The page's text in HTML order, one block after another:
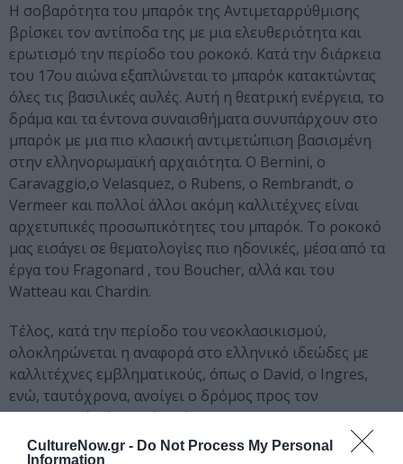
CultureNow.gr - Do Not Process My Personal
Information
Η σοβαρότητα του μπαρόκ της Αντιμεταρρύθμισης
βρίσκει τον αντίποδα της με μια ελευθεριότητα και
ερωτισμό την περίοδο του ροκοκό. Κατά την διάρκεια
του 17ου αιώνα εξαπλώνεται το μπαρόκ κατακτώντας
όλες τις βασιλικές αυλές. Αυτή η θεατρική ενέργεια, το
δράμα και τα έντονα συναισθήματα συνυπάρχουν στο
μπαρόκ με μια πιο κλασική αντιμετώπιση βασισμένη
στην ελληνορωμαϊκή αρχαιότητα. O Bernini, o
Caravaggio,ο Velasquez, ο Rubens, ο Rembrandt, ο
Vermeer και πολλοί άλλοι ακόμη καλλιτέχνες είναι
αρχετυπικές προσωπικότητες του μπαρόκ. Το ροκοκό
μας εισάγει σε θεματολογίες πιο ηδονικές, μέσα από τα
έργα του Fragonard , του Boucher, αλλά και του
Watteau και Chardin.
Τέλος, κατά την περίοδο του νεοκλασικισμού,
ολοκληρώνεται η αναφορά στο ελληνικό ιδεώδες με
καλλιτέχνες εμβληματικούς, όπως ο David, ο Ingres,
ενώ, ταυτόχρονα, ανοίγει ο δρόμος προς τον
ρομαντισμό μέσα από το έργο του Goya.
21, 28 Ιανουαρίου 2022